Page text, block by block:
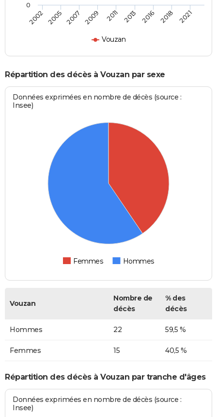
Vouzan
2002 2005 2007 2009 2011 2013 2016 2018 2021
0
Répartition des décès à Vouzan par sexe
Données exprimées en nombre de décès (source :
Insee)
Femmes Hommes
Vouzan
Nombre de
décès
% des
décès
Hommes 22 59,5 %
Femmes 15 40,5 %
Répartition des décès à Vouzan par tranche d'âges
Données exprimées en nombre de décès (source :
Insee)